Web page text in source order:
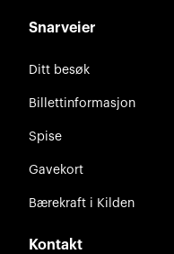
Snarveier
Ditt besøk
Billettinformasjon
Spise
Gavekort
Bærekraft i Kilden
Kontakt